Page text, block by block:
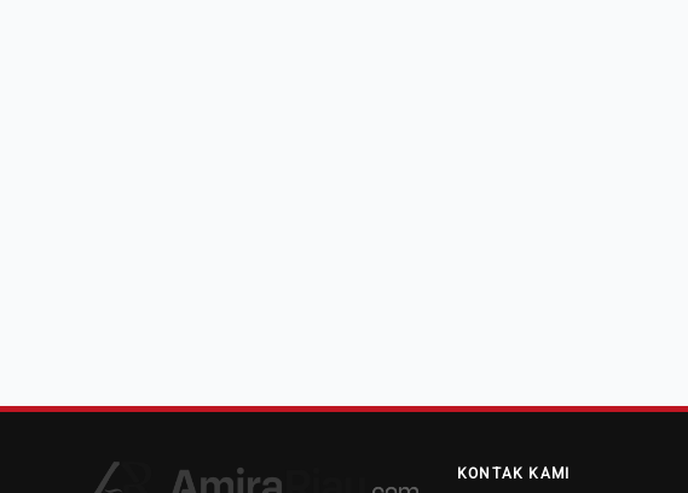
KONTAK KAMI